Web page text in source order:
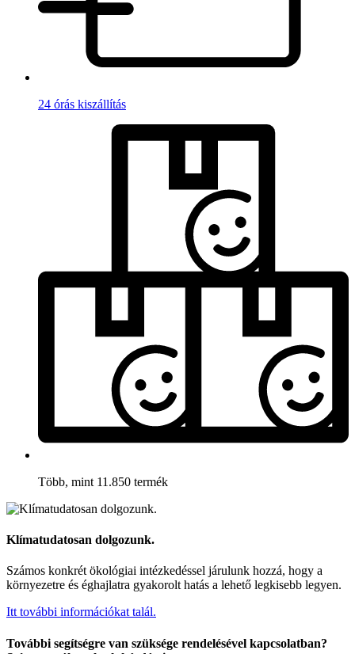
24 órás kiszállítás
Több, mint 11.850 termék
Klímatudatosan dolgozunk.
Számos konkrét ökológiai intézkedéssel járulunk hozzá, hogy a
környezetre és éghajlatra gyakorolt hatás a lehető legkisebb legyen.
Itt további információkat talál.
További segítségre van szüksége rendelésével kapcsolatban?